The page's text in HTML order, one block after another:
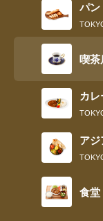
パン
喫茶
カ
アジ
食堂